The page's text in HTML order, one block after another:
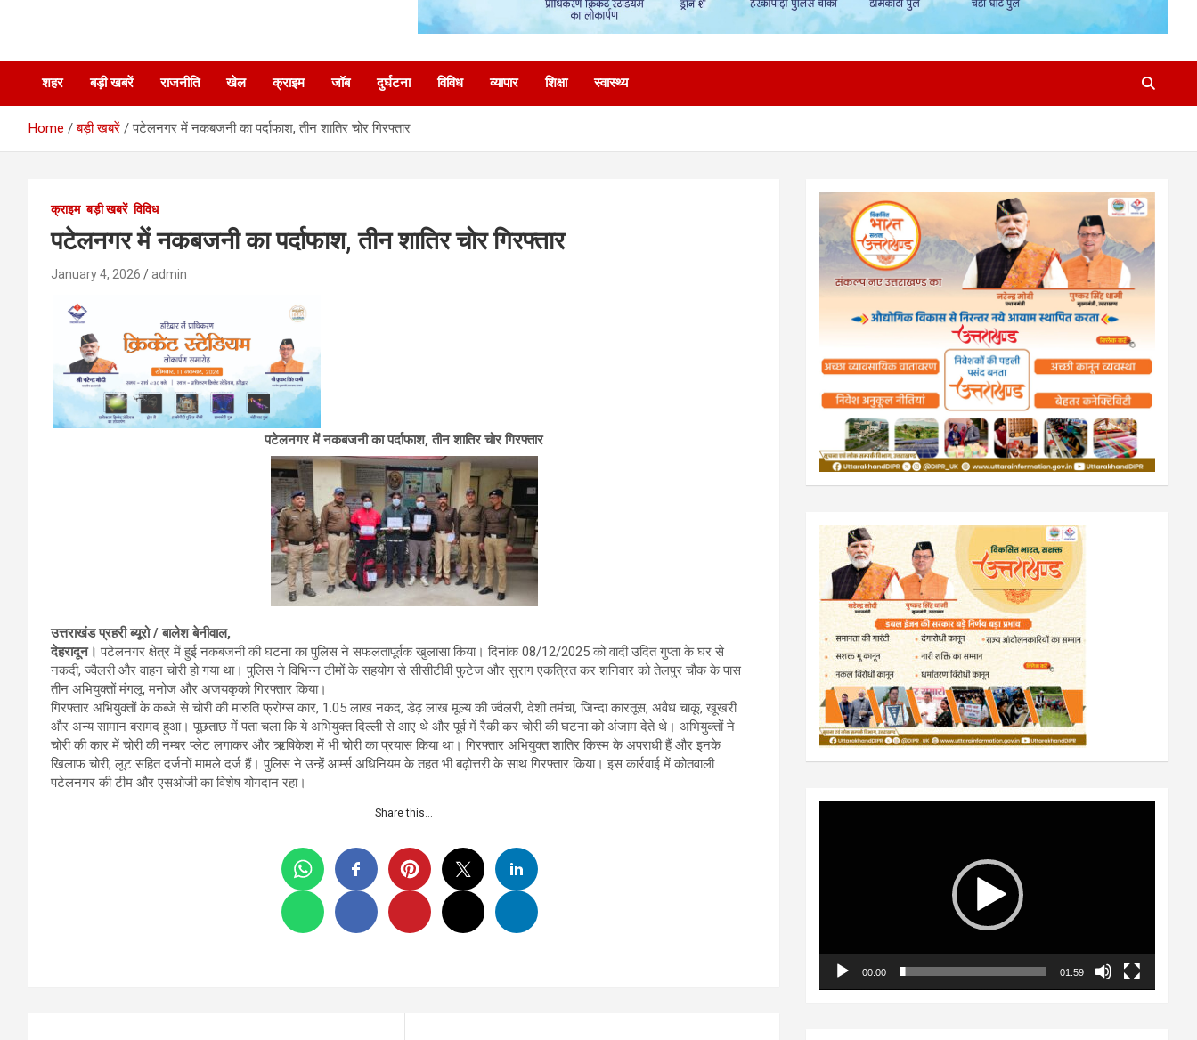
शहर बड़ी खबरें राजनीति खेल क्राइम जॉब दुर्घटना विविध व्यापार शिक्षा स्वास्थ्य
Home बड़ी खबरें पटेलनगर में नकबजनी का पर्दाफाश, तीन शातिर चोर गिरफ्तार
क्राइम बड़ी खबरें विविध
पटेलनगर में नकबजनी का पर्दाफाश, तीन शातिर चोर गिरफ्तार
January 4, 2026 admin
पटेलनगर में नकबजनी का पर्दाफाश, तीन शातिर चोर गिरफ्तार
उत्तराखंड प्रहरी ब्यूरो / बालेश बेनीवाल,
देहरादून। पटेलनगर क्षेत्र में हुई नकबजनी की घटना का पुलिस ने सफलतापूर्वक खुलासा किया। दिनांक 08/12/2025 को वादी उदित गुप्ता के घर से
नकदी, ज्वैलरी और वाहन चोरी हो गया था। पुलिस ने विभिन्न टीमों के सहयोग से सीसीटीवी फुटेज और सुराग एकत्रित कर शनिवार को तेलपुर चौक के पास
तीन अभियुक्तों मंगलू, मनोज और अजयकृको गिरफ्तार किया।
गिरफ्तार अभियुक्तों के कब्जे से चोरी की मारुति फ्रोग्स कार, 1.05 लाख नकद, डेढ़ लाख मूल्य की ज्वैलरी, देशी तमंचा, जिन्दा कारतूस, अवैध चाकू, खूखरी
और अन्य सामान बरामद हुआ। पूछताछ में पता चला कि ये अभियुक्त दिल्ली से आए थे और पूर्व में रैकी कर चोरी की घटना को अंजाम देते थे। अभियुक्तों ने
चोरी की कार में चोरी की नम्बर प्लेट लगाकर और ऋषिकेश में भी चोरी का प्रयास किया था। गिरफ्तार अभियुक्त शातिर किस्म के अपराधी हैं और इनके
खिलाफ चोरी, लूट सहित दर्जनों मामले दर्ज हैं। पुलिस ने उन्हें आर्म्स अधिनियम के तहत भी बढ़ोत्तरी के साथ गिरफ्तार किया। इस कार्रवाई में कोतवाली
पटेलनगर की टीम और एसओजी का विशेष योगदान रहा।
Share this…
00:00 01:59